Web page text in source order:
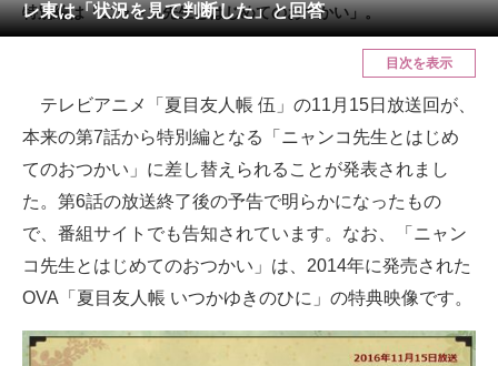
メディア
スマホと通信の最新トレンド
進化するPCとデバイスの未来
好きが集まる 比べて選べる
ビジネスと働き方のヒント
AI活用のいまが分かる
レ東は「状況を見て判断した」と回答
特別編は「ニャンコ先生とはじめてのおつかい」。
目次を表示
テレビアニメ「夏目友人帳 伍」の11月15日放送回が、
本来の第7話から特別編となる「ニャンコ先生とはじめ
てのおつかい」に差し替えられることが発表されまし
た。第6話の放送終了後の予告で明らかになったもの
で、番組サイトでも告知されています。なお、「ニャン
コ先生とはじめてのおつかい」は、2014年に発売された
OVA「夏目友人帳 いつかゆきのひに」の特典映像です。